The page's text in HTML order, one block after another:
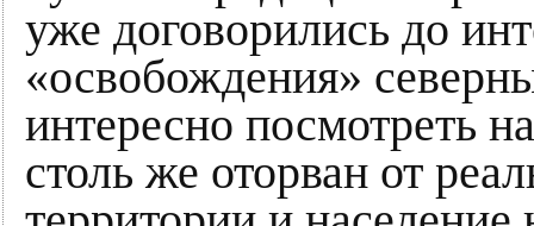
уже договорились до
«освобождения»
интересно посмотреть
столь же оторван от